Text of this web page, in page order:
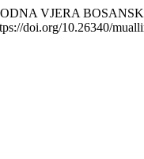
VJERA
doi.org/10.26340/